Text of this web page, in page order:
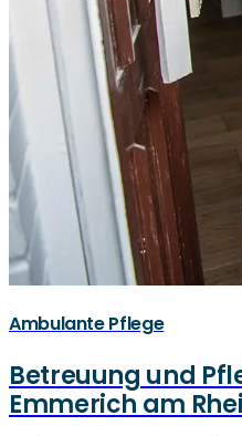
Ambulante Pflege
Betreuung und
Emmerich am